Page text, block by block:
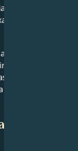
e momentos
os
forças
o génio
conquistas
Tucker
astral